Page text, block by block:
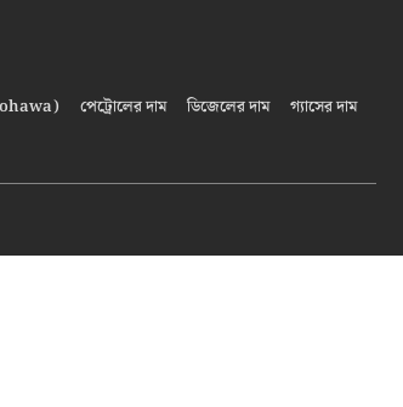
পেট্রোলের দাম ডিজেলের দাম
গ্যাসের দাম